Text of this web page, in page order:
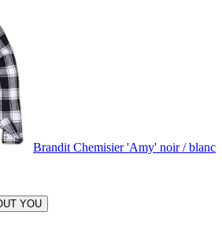
Brandit Chemisier 'Amy' noir / blanc
YOU